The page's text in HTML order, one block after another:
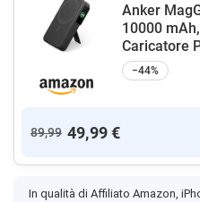
Anker
10000
Caricatore
−44%
89,99 49,99 €
In qualità di Affiliato Amazon,